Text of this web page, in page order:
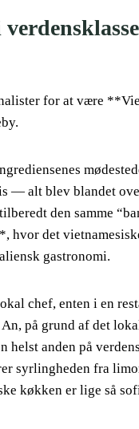
for at være
— alt blev blandet
den samme
det
gastronomi.
chef, enten i en
på grund af det
helst anden på
syrlingheden fra
køkken er lige så